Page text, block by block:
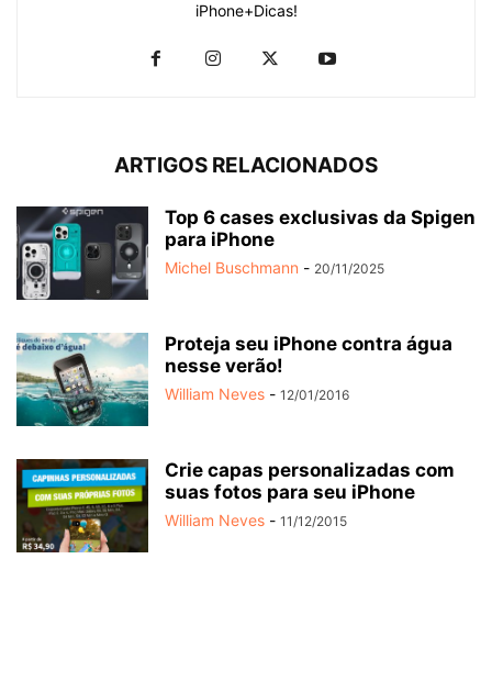
iPhone+Dicas!
ARTIGOS RELACIONADOS
Top 6 cases exclusivas da Spigen
para iPhone
Michel Buschmann - 20/11/2025
Proteja seu iPhone contra água
nesse verão!
William Neves - 12/01/2016
Crie capas personalizadas com
suas fotos para seu iPhone
William Neves - 11/12/2015